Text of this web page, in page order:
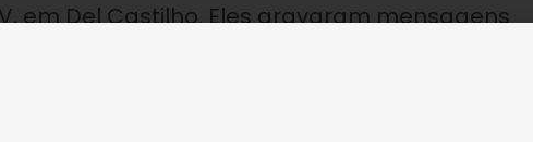
em Del Castilho. Eles gravaram mensagens
com esta ação solidária.